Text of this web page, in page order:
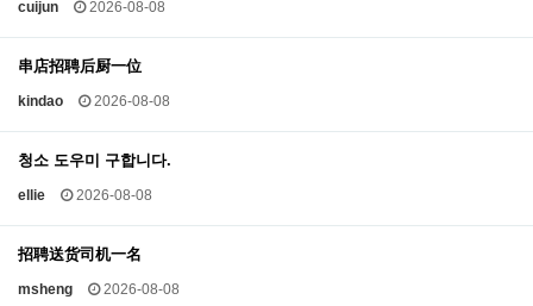
cuijun 2026-08-08
串店招聘后厨一位
kindao 2026-08-08
청소 도우미 구합니다.
ellie 2026-08-08
招聘送货司机一名
msheng 2026-08-08